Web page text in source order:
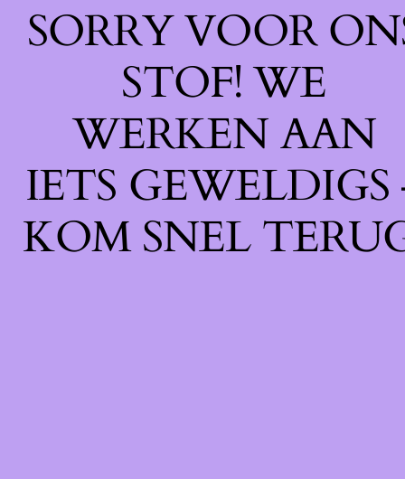
SORRY VOOR
STOF! WE
WERKEN AAN
IETS GEWELDIGS
KOM SNEL